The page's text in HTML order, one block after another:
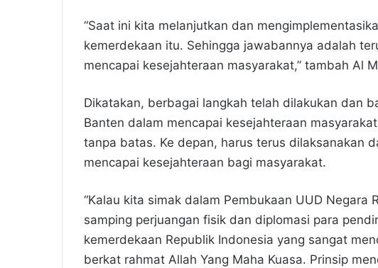
“Saat ini kita melanjutkan dan
kemerdekaan itu. Sehingga jawabannya adalah
mencapai kesejahteraan masyarakat,” tambah Al
Dikatakan, berbagai langkah telah dilakukan dan
Banten dalam mencapai kesejahteraan
tanpa batas. Ke depan, harus terus dilaksanakan
mencapai kesejahteraan bagi masyarakat.
“Kalau kita simak dalam Pembukaan UUD Negara
samping perjuangan fisik dan diplomasi para
kemerdekaan Republik Indonesia yang sangat
berkat rahmat Allah Yang Maha Kuasa. Prinsip